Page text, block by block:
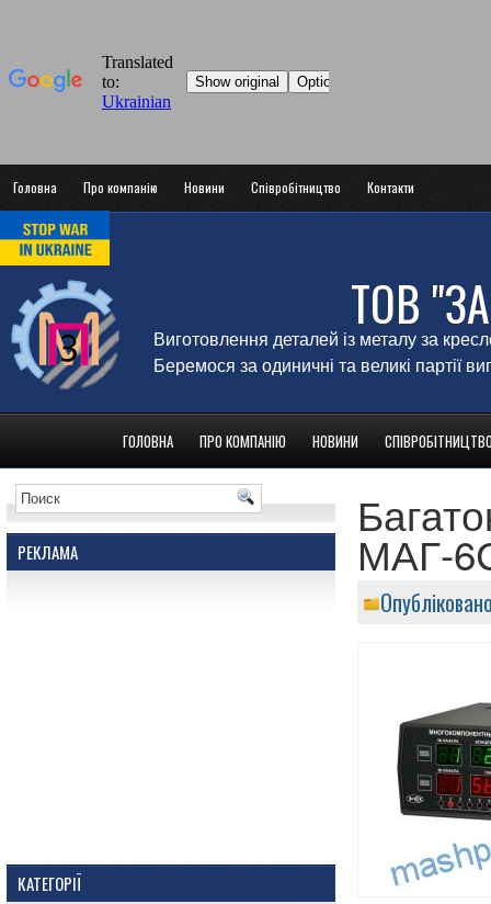
Головна Про компанію Новини Співробітництво Контакти
ТОВ
Виготовлення деталей із металу за
Беремося за одиничні та великі партії
ГОЛОВНА ПРО КОМПАНІЮ НОВИНИ
РЕКЛАМА
КАТЕГОРІЇ
МАГ-